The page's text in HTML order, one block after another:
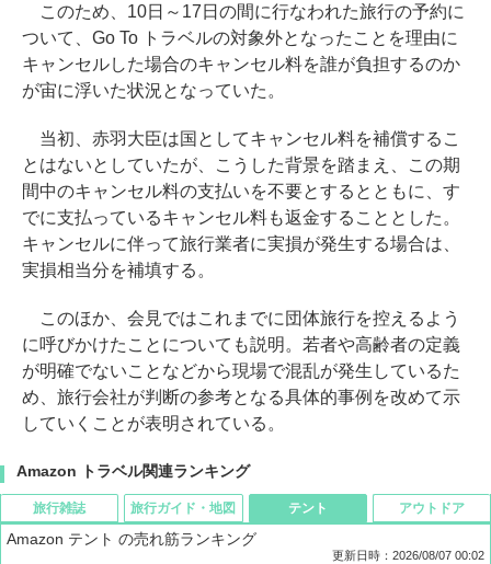
このため、10日～17日の間に行なわれた旅行の予約に
ついて、Go To トラベルの対象外となったことを理由に
キャンセルした場合のキャンセル料を誰が負担するのか
が宙に浮いた状況となっていた。
当初、赤羽大臣は国としてキャンセル料を補償するこ
とはないとしていたが、こうした背景を踏まえ、この期
間中のキャンセル料の支払いを不要とするとともに、す
でに支払っているキャンセル料も返金することとした。
キャンセルに伴って旅行業者に実損が発生する場合は、
実損相当分を補填する。
このほか、会見ではこれまでに団体旅行を控えるよう
に呼びかけたことについても説明。若者や高齢者の定義
が明確でないことなどから現場で混乱が発生しているた
め、旅行会社が判断の参考となる具体的事例を改めて示
していくことが表明されている。
Amazon トラベル関連ランキング
旅行雑誌 旅行ガイド・地図 テント
Amazon テント の売れ筋ランキング
更新日時：2026/08/07 00:02
アウトドア